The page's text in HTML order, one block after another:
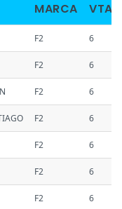
MARCA VTAS
F2 6
F2 6
F2 6
F2 6
F2 6
F2 6
F2 6